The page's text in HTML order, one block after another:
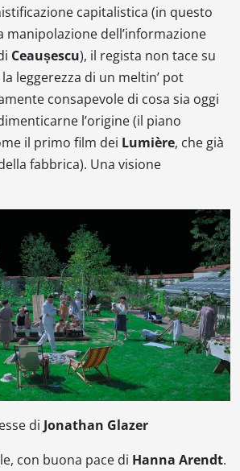
capitalistica (in questo
manipolazione dell’informazione
Ceaușescu), il regista non tace su
leggerezza di un meltin’ pot
consapevole di cosa sia oggi
l’origine (il piano
il primo film dei Lumière, che già
fabbrica). Una visione
di Jonathan Glazer
con buona pace di Hanna Arendt.